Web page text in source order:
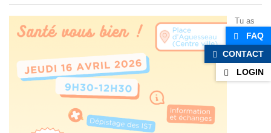
Tu as
envie
de
bouger,
de
FAQ
CONTACT
LOGIN